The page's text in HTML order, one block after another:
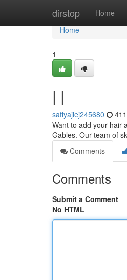
dirstop Home
Home
Home
1
| |
safiyajiej245680
Want to add your hair
Gables. Our team of
Comments
Comments
Submit a Comment
No HTML